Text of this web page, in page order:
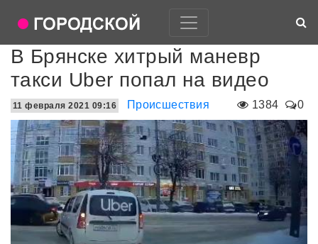
В Брянске хитрый маневр
такси Uber попал на видео
1384 0
11 февраля 2021 09:16 Происшествия